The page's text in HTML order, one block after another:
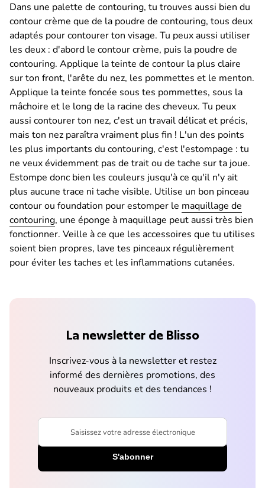
Dans une palette de contouring, tu trouves aussi bien du
contour crème que de la poudre de contouring, tous deux
adaptés pour contourer ton visage. Tu peux aussi utiliser
les deux : d'abord le contour crème, puis la poudre de
contouring. Applique la teinte de contour la plus claire
sur ton front, l'arête du nez, les pommettes et le menton.
Applique la teinte foncée sous tes pommettes, sous la
mâchoire et le long de la racine des cheveux. Tu peux
aussi contourer ton nez, c'est un travail délicat et précis,
mais ton nez paraîtra vraiment plus fin ! L'un des points
les plus importants du contouring, c'est l'estompage : tu
ne veux évidemment pas de trait ou de tache sur ta joue.
Estompe donc bien les couleurs jusqu'à ce qu'il n'y ait
plus aucune trace ni tache visible. Utilise un bon pinceau
contour ou foundation pour estomper le maquillage de
contouring, une éponge à maquillage peut aussi très bien
fonctionner. Veille à ce que les accessoires que tu utilises
soient bien propres, lave tes pinceaux régulièrement
pour éviter les taches et les inflammations cutanées.
La newsletter de Blisso
Inscrivez-vous à la newsletter et restez
informé des dernières promotions, des
nouveaux produits et des tendances !
Saisissez votre adresse électronique